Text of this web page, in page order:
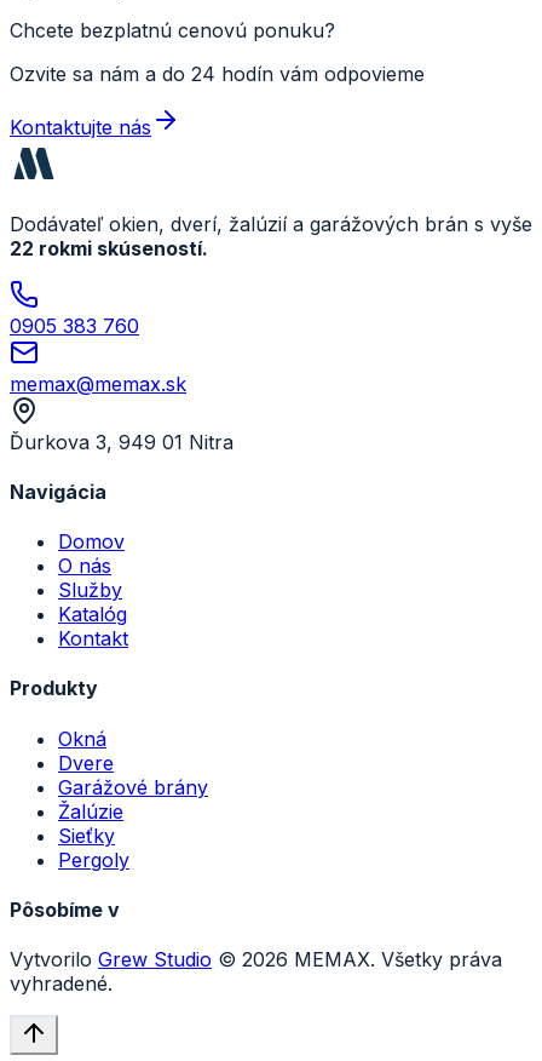
Chcete bezplatnú cenovú ponuku?
Ozvite sa nám a do 24 hodín vám odpovieme
Kontaktujte nás
Dodávateľ okien, dverí, žalúzií a garážových brán s vyše
22 rokmi skúseností.
0905 383 760
memax@memax.sk
Ďurkova 3, 949 01 Nitra
Navigácia
Domov
O nás
Služby
Katalóg
Kontakt
Produkty
Okná
Dvere
Garážové brány
Žalúzie
Sieťky
Pergoly
Pôsobíme v
Vytvorilo Grew Studio © 2026 MEMAX. Všetky práva
vyhradené.